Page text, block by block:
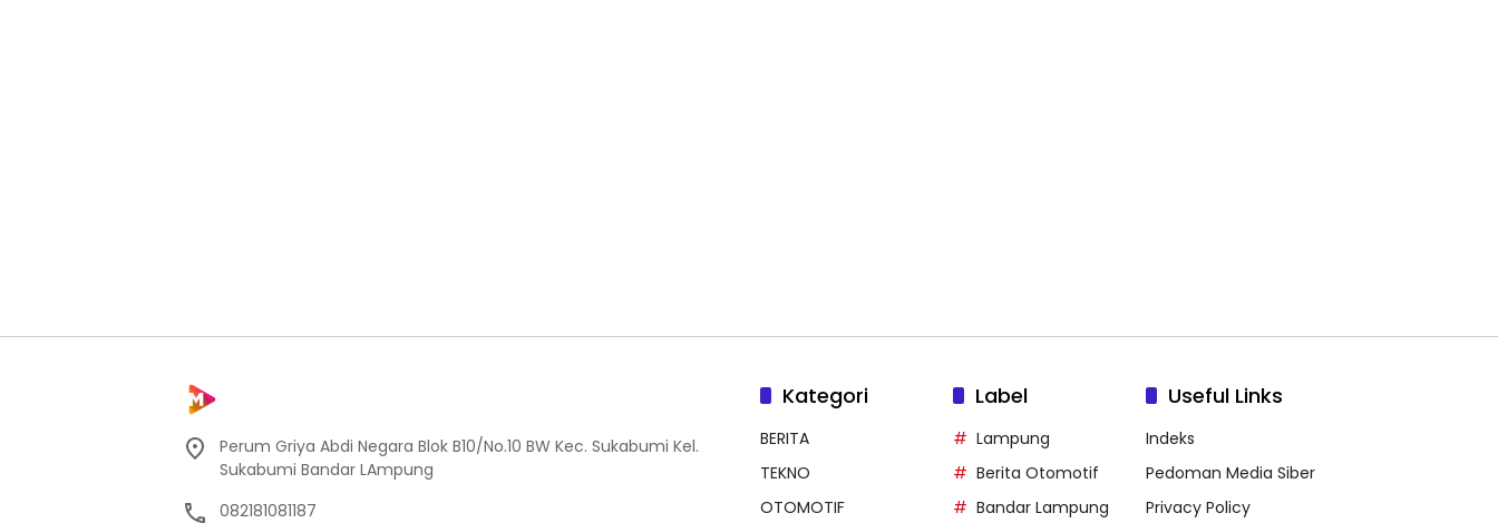
Perum Griya Abdi Negara Blok B10/No.10 BW Kec. Sukabumi Kel.
Sukabumi Bandar LAmpung
082181081187
Kategori
BERITA
TEKNO
OTOMOTIF
Label
Lampung
Berita Otomotif
Bandar Lampung
Useful Links
Indeks
Pedoman Media Siber
Privacy Policy